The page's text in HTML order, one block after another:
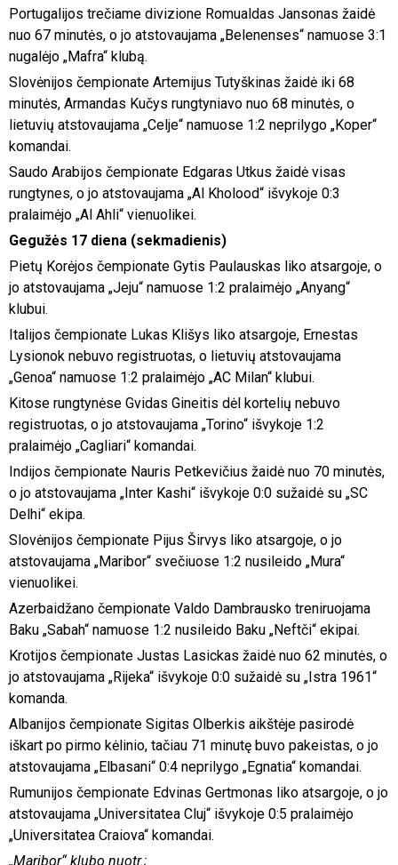
Portugalijos trečiame divizione Romualdas Jansonas žaidė
nuo 67 minutės, o jo atstovaujama „Belenenses“ namuose 3:1
nugalėjo „Mafra“ klubą.
Slovėnijos čempionate Artemijus Tutyškinas žaidė iki 68
minutės, Armandas Kučys rungtyniavo nuo 68 minutės, o
lietuvių atstovaujama „Celje“ namuose 1:2 neprilygo „Koper“
komandai.
Saudo Arabijos čempionate Edgaras Utkus žaidė visas
rungtynes, o jo atstovaujama „Al Kholood“ išvykoje 0:3
pralaimėjo „Al Ahli“ vienuolikei.
Gegužės 17 diena (sekmadienis)
Pietų Korėjos čempionate Gytis Paulauskas liko atsargoje, o
jo atstovaujama „Jeju“ namuose 1:2 pralaimėjo „Anyang“
klubui.
Italijos čempionate Lukas Klišys liko atsargoje, Ernestas
Lysionok nebuvo registruotas, o lietuvių atstovaujama
„Genoa“ namuose 1:2 pralaimėjo „AC Milan“ klubui.
Kitose rungtynėse Gvidas Gineitis dėl kortelių nebuvo
registruotas, o jo atstovaujama „Torino“ išvykoje 1:2
pralaimėjo „Cagliari“ komandai.
Indijos čempionate Nauris Petkevičius žaidė nuo 70 minutės,
o jo atstovaujama „Inter Kashi“ išvykoje 0:0 sužaidė su „SC
Delhi“ ekipa.
Slovėnijos čempionate Pijus Širvys liko atsargoje, o jo
atstovaujama „Maribor“ svečiuose 1:2 nusileido „Mura“
vienuolikei.
Azerbaidžano čempionate Valdo Dambrausko treniruojama
Baku „Sabah“ namuose 1:2 nusileido Baku „Neftči“ ekipai.
Krotijos čempionate Justas Lasickas žaidė nuo 62 minutės, o
jo atstovaujama „Rijeka“ išvykoje 0:0 sužaidė su „Istra 1961“
komanda.
Albanijos čempionate Sigitas Olberkis aikštėje pasirodė
iškart po pirmo kėlinio, tačiau 71 minutę buvo pakeistas, o jo
atstovaujama „Elbasani“ 0:4 neprilygo „Egnatia“ komandai.
Rumunijos čempionate Edvinas Gertmonas liko atsargoje, o jo
atstovaujama „Universitatea Cluj“ išvykoje 0:5 pralaimėjo
„Universitatea Craiova“ komandai.
„Maribor“ klubo nuotr.;